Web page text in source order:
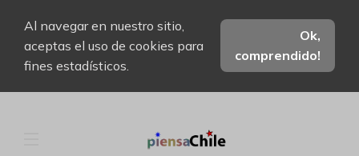
Al navegar en nuestro sitio,
aceptas el uso de cookies para
fines estadísticos.
Ok,
comprendido!